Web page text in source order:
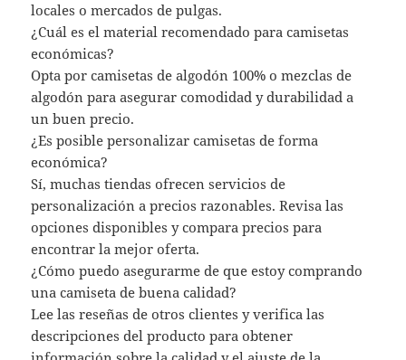
locales o mercados de pulgas.
¿Cuál es el material recomendado para camisetas
económicas?
Opta por camisetas de algodón 100% o mezclas de
algodón para asegurar comodidad y durabilidad a
un buen precio.
¿Es posible personalizar camisetas de forma
económica?
Sí, muchas tiendas ofrecen servicios de
personalización a precios razonables. Revisa las
opciones disponibles y compara precios para
encontrar la mejor oferta.
¿Cómo puedo asegurarme de que estoy comprando
una camiseta de buena calidad?
Lee las reseñas de otros clientes y verifica las
descripciones del producto para obtener